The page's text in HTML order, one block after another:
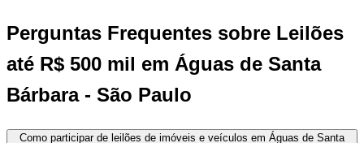
Perguntas Frequentes sobre Leilões
até R$ 500 mil em Águas de Santa
Bárbara - São Paulo
Como participar de leilões de imóveis e veículos em Águas de Santa